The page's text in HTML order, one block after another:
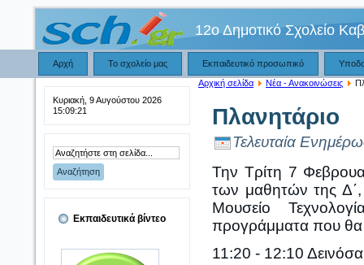
12ο Δημοτικό Σχολείο
Αρχή Το σχολείο μας Εκπαιδευτικό προσωπικό
Κυριακή, 9 Αυγούστου 2026
15:09:22
Εκπαιδευτικά βίντεο
Αρχική σελίδα Νέα - Ανακοινώσεις
Πλανητάριο
Τελευταία
Την Τρίτη 7
των μαθητών της Δ΄,
Μουσείο
προγράμματα που θα
11:20 - 12:10